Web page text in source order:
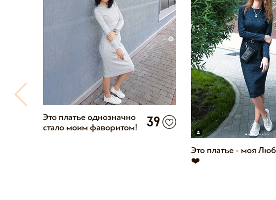
Это платье однозначно
стало моим фаворитом!
39
Это платье - моя
❤️